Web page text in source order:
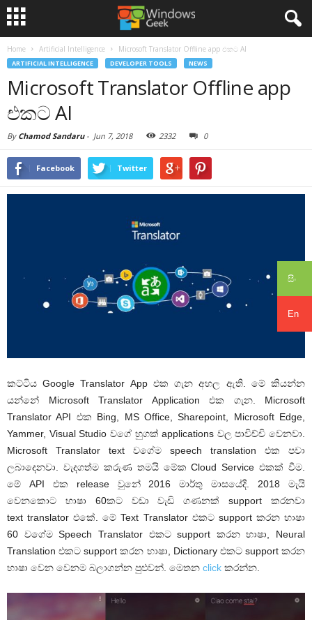
සිං
En
Home Artificial Intelligence Microsoft Translator Offline app එකට AI
ARTIFICIAL INTELLIGENCE DEVELOPER TOOLS NEWS
Microsoft Translator Offline app
එකට AI
By Chamod Sandaru- Jun 7, 2018 2332 0
Facebook Twitter
කට්ටිය Google Translator App එක ගැන අහල ඇති. මේ කියන්න
යන්නේ Microsoft Translator Application එක ගැන. Microsoft
Translator API එක Bing, MS Office, Sharepoint, Microsoft Edge,
Yammer, Visual Studio වගේ හුගක් applications වල පාවිච්චි වෙනවා.
Microsoft Translator text වගේම speech translation එක පවා
ලබාදෙනවා. වැදගත්ම කරුණ තමයි මේක Cloud Service එකක් වීම.
මේ API එක release වුනේ 2016 මාර්තු මාසයේදී. 2018 මැයි
වෙනකොට භාෂා 60කට වඩා වැඩි ගණනක් support කරනවා
text translator එකේ. මේ Text Translator එකට support කරන භාෂා
60 වගේම Speech Translator එකට support කරන භාෂා, Neural
Translation එකට support කරන භාෂා, Dictionary එකට support කරන
භාෂා වෙන වෙනම බලාගන්න පුළුවන්. මෙතන click කරන්න.